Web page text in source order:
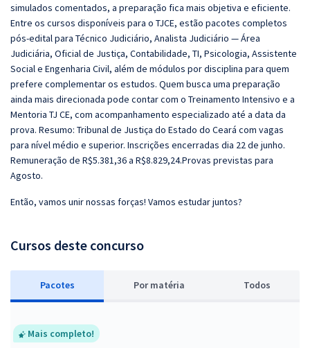
simulados comentados, a preparação fica mais objetiva e eficiente.
Entre os cursos disponíveis para o TJCE, estão pacotes completos
pós-edital para Técnico Judiciário, Analista Judiciário — Área
Judiciária, Oficial de Justiça, Contabilidade, TI, Psicologia, Assistente
Social e Engenharia Civil, além de módulos por disciplina para quem
prefere complementar os estudos. Quem busca uma preparação
ainda mais direcionada pode contar com o Treinamento Intensivo e a
Mentoria TJ CE, com acompanhamento especializado até a data da
prova. Resumo: Tribunal de Justiça do Estado do Ceará com vagas
para nível médio e superior. Inscrições encerradas dia 22 de junho.
Remuneração de R$5.381,36 a R$8.829,24.Provas previstas para
Agosto.
Então, vamos unir nossas forças! Vamos estudar juntos?
Cursos deste concurso
Pacotes Por matéria Todos
Mais completo!